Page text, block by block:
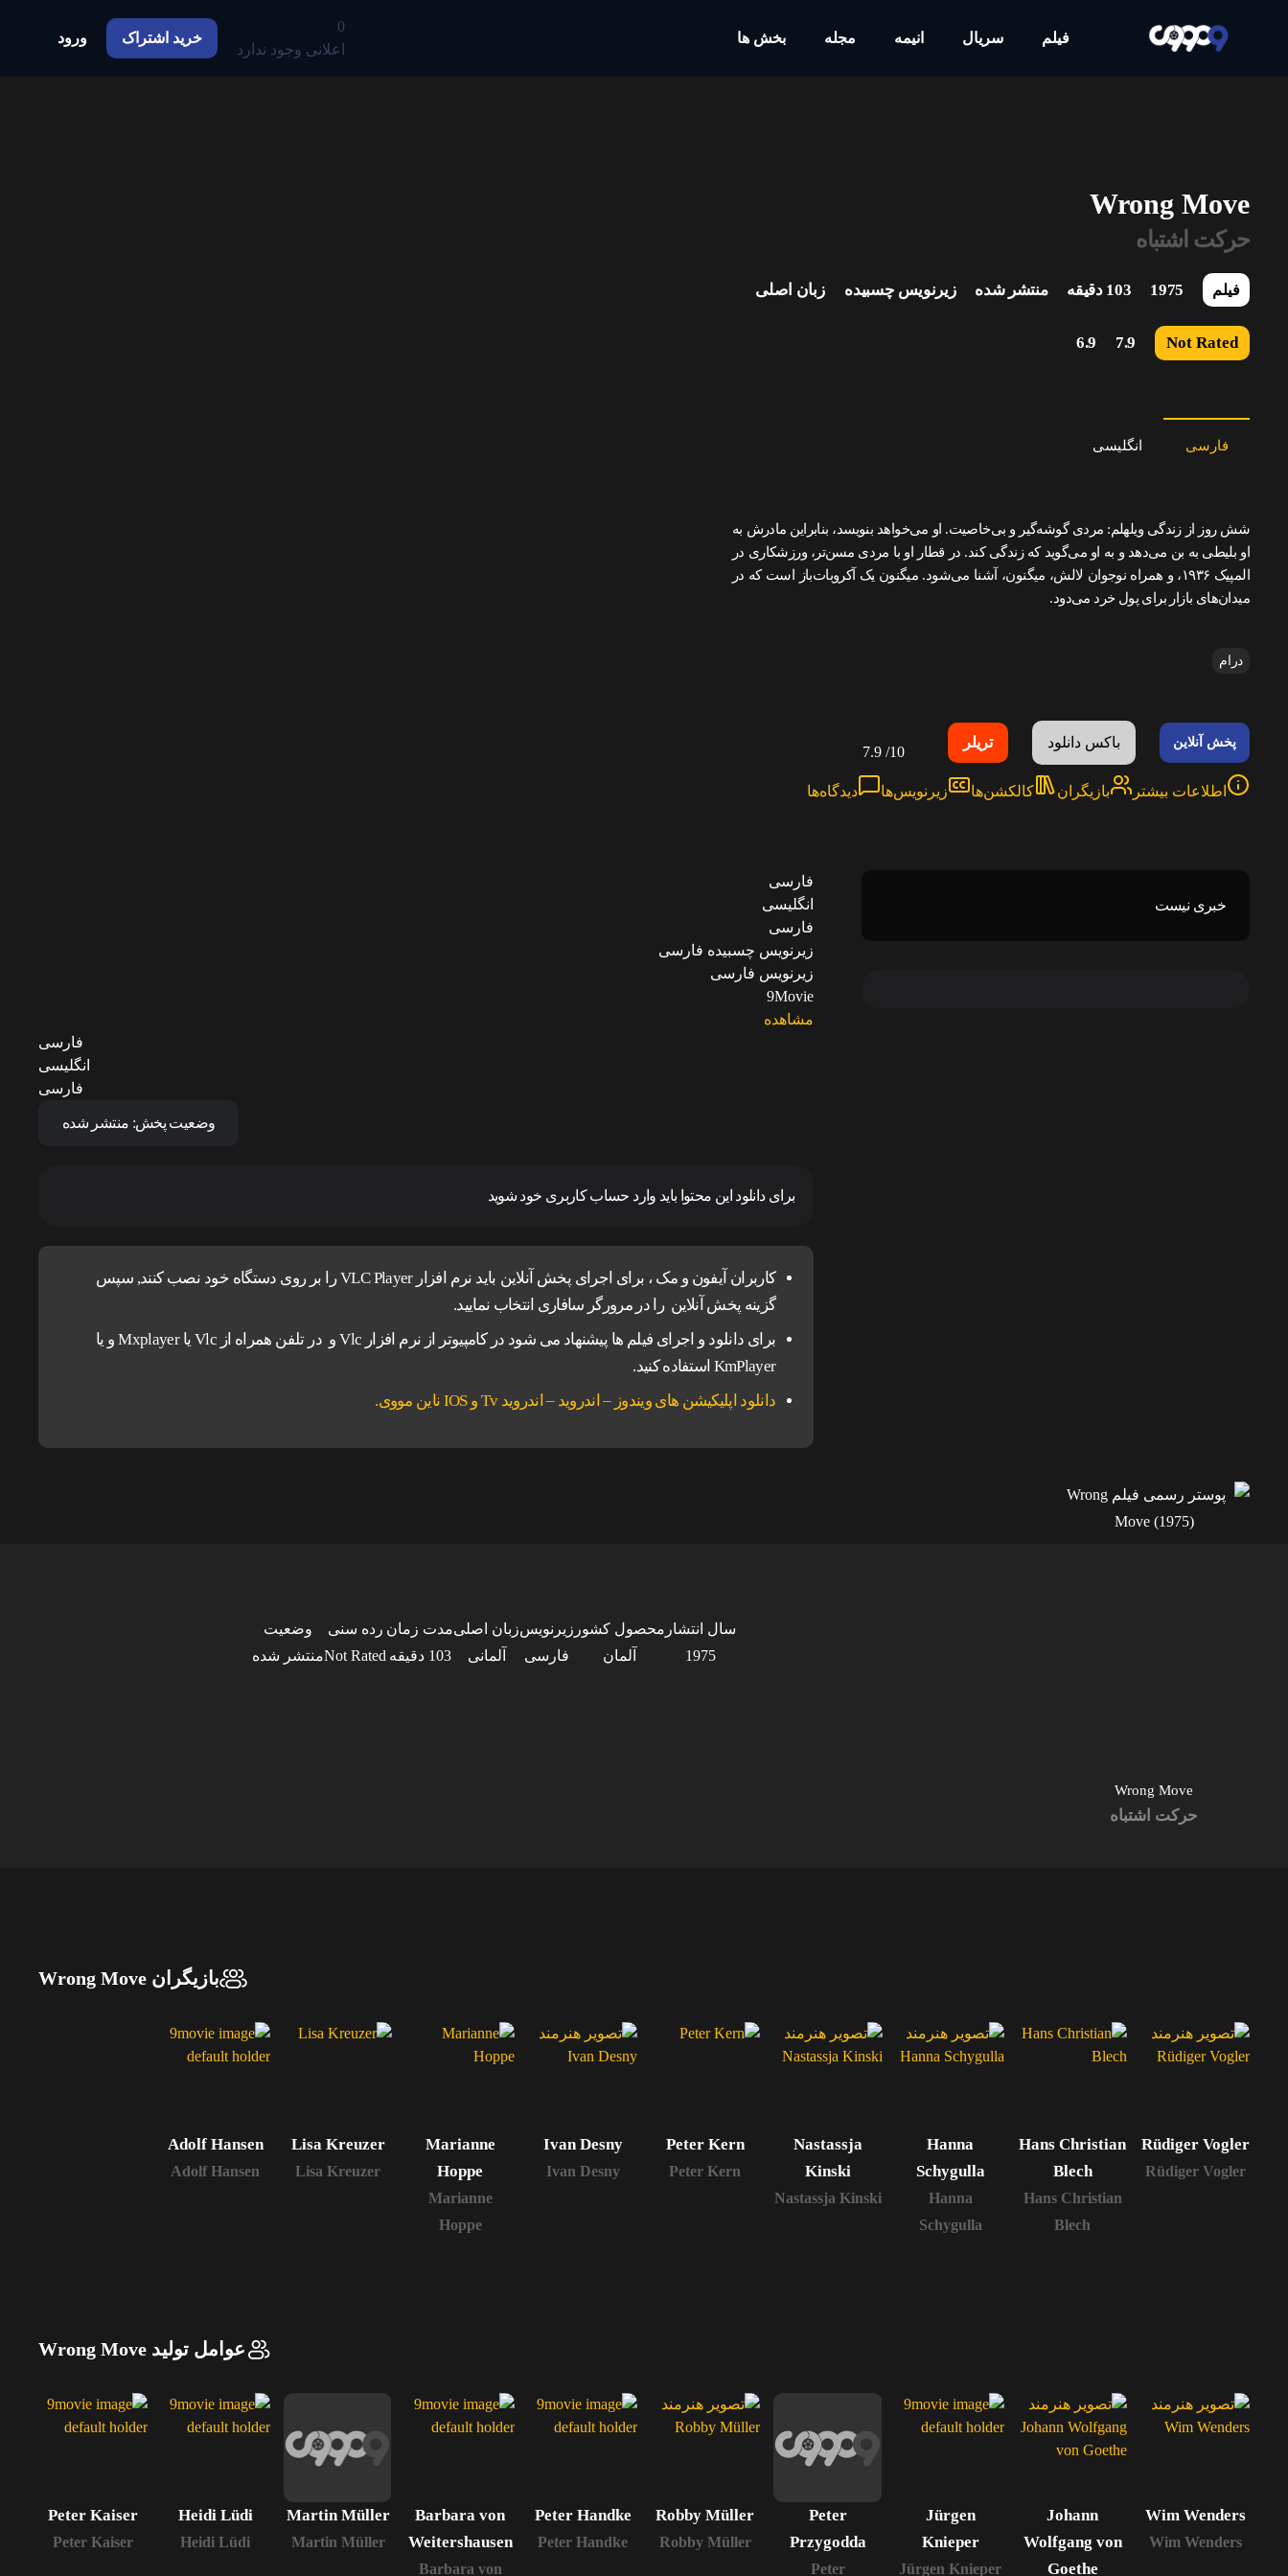
فیلم سریال انیمه مجله بخش ها
0
اعلانی وجود ندارد
خرید اشتراک ورود
Wrong Move
حرکت اشتباه
فیلم 1975 103 دقیقه منتشر شده زیرنویس چسبیده زبان اصلی
Not Rated
7.9
6.9
فارسی انگلیسی
شش روز از زندگی ویلهلم: مردی گوشه‌گیر و بی‌خاصیت. او می‌خواهد بنویسد، بنابراین مادرش به
او بلیطی به بن می‌دهد و به او می‌گوید که زندگی کند. در قطار او با مردی مسن‌تر، ورزشکاری در
المپیک ۱۹۳۶، و همراه نوجوان لالش، میگنون، آشنا می‌شود. میگنون یک آکروبات‌باز است که در
میدان‌های بازار برای پول خرد می‌دود.
درام
پخش آنلاین باکس دانلود تریلر
10/
7.9
اطلاعات بیشتر بازیگران کالکشن‌ها زیرنویس‌ها دیدگاه‌ها
خبری نیست
فارسی
انگلیسی
فارسی
زیرنویس چسبیده فارسی
زیرنویس فارسی
9Movie
مشاهده
فارسی
انگلیسی
فارسی
وضعیت پخش: منتشر شده
برای دانلود این محتوا باید وارد حساب کاربری خود شوید
کاربران آیفون و مک ، برای اجرای پخش آنلاین باید نرم افزار VLC Player را بر روی دستگاه خود نصب کنند, سپس
گزینه پخش آنلاین را در مرورگر سافاری انتخاب نمایید.
برای دانلود و اجرای فیلم ها پیشنهاد می شود در کامپیوتر از نرم افزار Vlc و در تلفن همراه از Vlc یا Mxplayer و یا
KmPlayer استفاده کنید.
دانلود اپلیکیشن های ویندوز – اندروید – اندروید Tv و IOS ناین مووی.
Wrong Move
حرکت اشتباه
سال انتشار
1975
محصول کشور
آلمان
زیرنویس
فارسی
زبان اصلی
آلمانی
مدت زمان
103 دقیقه
رده سنی
Not Rated
وضعیت
منتشر شده
بازیگران Wrong Move
Rüdiger Vogler
Rüdiger Vogler
Hans Christian
Blech
Hans Christian
Blech
Hanna
Schygulla
Hanna
Schygulla
Nastassja
Kinski
Nastassja Kinski
Peter Kern
Peter Kern
Ivan Desny
Ivan Desny
Marianne
Hoppe
Marianne
Hoppe
Lisa Kreuzer
Lisa Kreuzer
Adolf Hansen
Adolf Hansen
عوامل تولید Wrong Move
Wim Wenders
Wim Wenders
Johann
Wolfgang von
Goethe
Jürgen
Knieper
Jürgen Knieper
Peter
Przygodda
Peter
Robby Müller
Robby Müller
Peter Handke
Peter Handke
Barbara von
Weitershausen
Barbara von
Martin Müller
Martin Müller
Heidi Lüdi
Heidi Lüdi
Peter Kaiser
Peter Kaiser